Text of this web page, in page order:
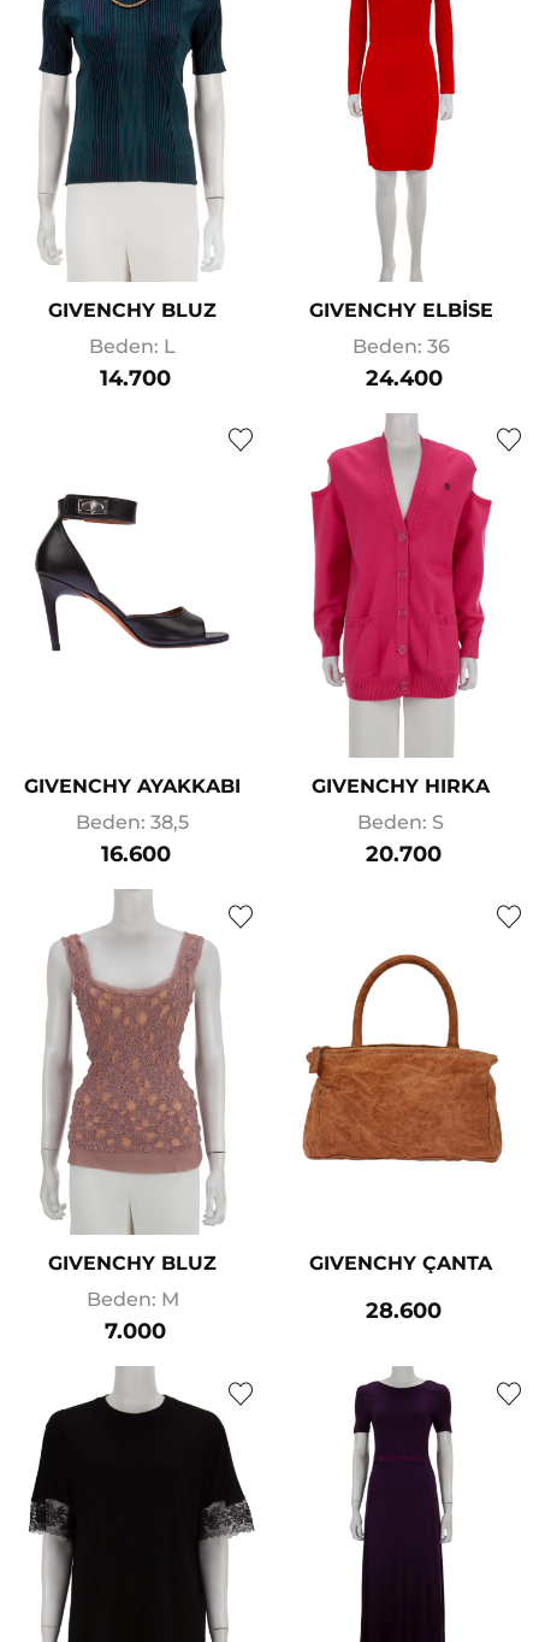
GIVENCHY BLUZ
Beden: L
14.700
GIVENCHY ELBİSE
Beden: 36
24.400
GIVENCHY AYAKKABI
Beden: 38,5
16.600
GIVENCHY HIRKA
Beden: S
20.700
GIVENCHY BLUZ
Beden: M
7.000
GIVENCHY ÇANTA
28.600